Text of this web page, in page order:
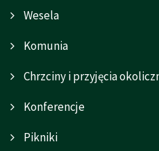
Wesela
Komunia
Chrzciny i przyjęcia
Konferencje
Pikniki